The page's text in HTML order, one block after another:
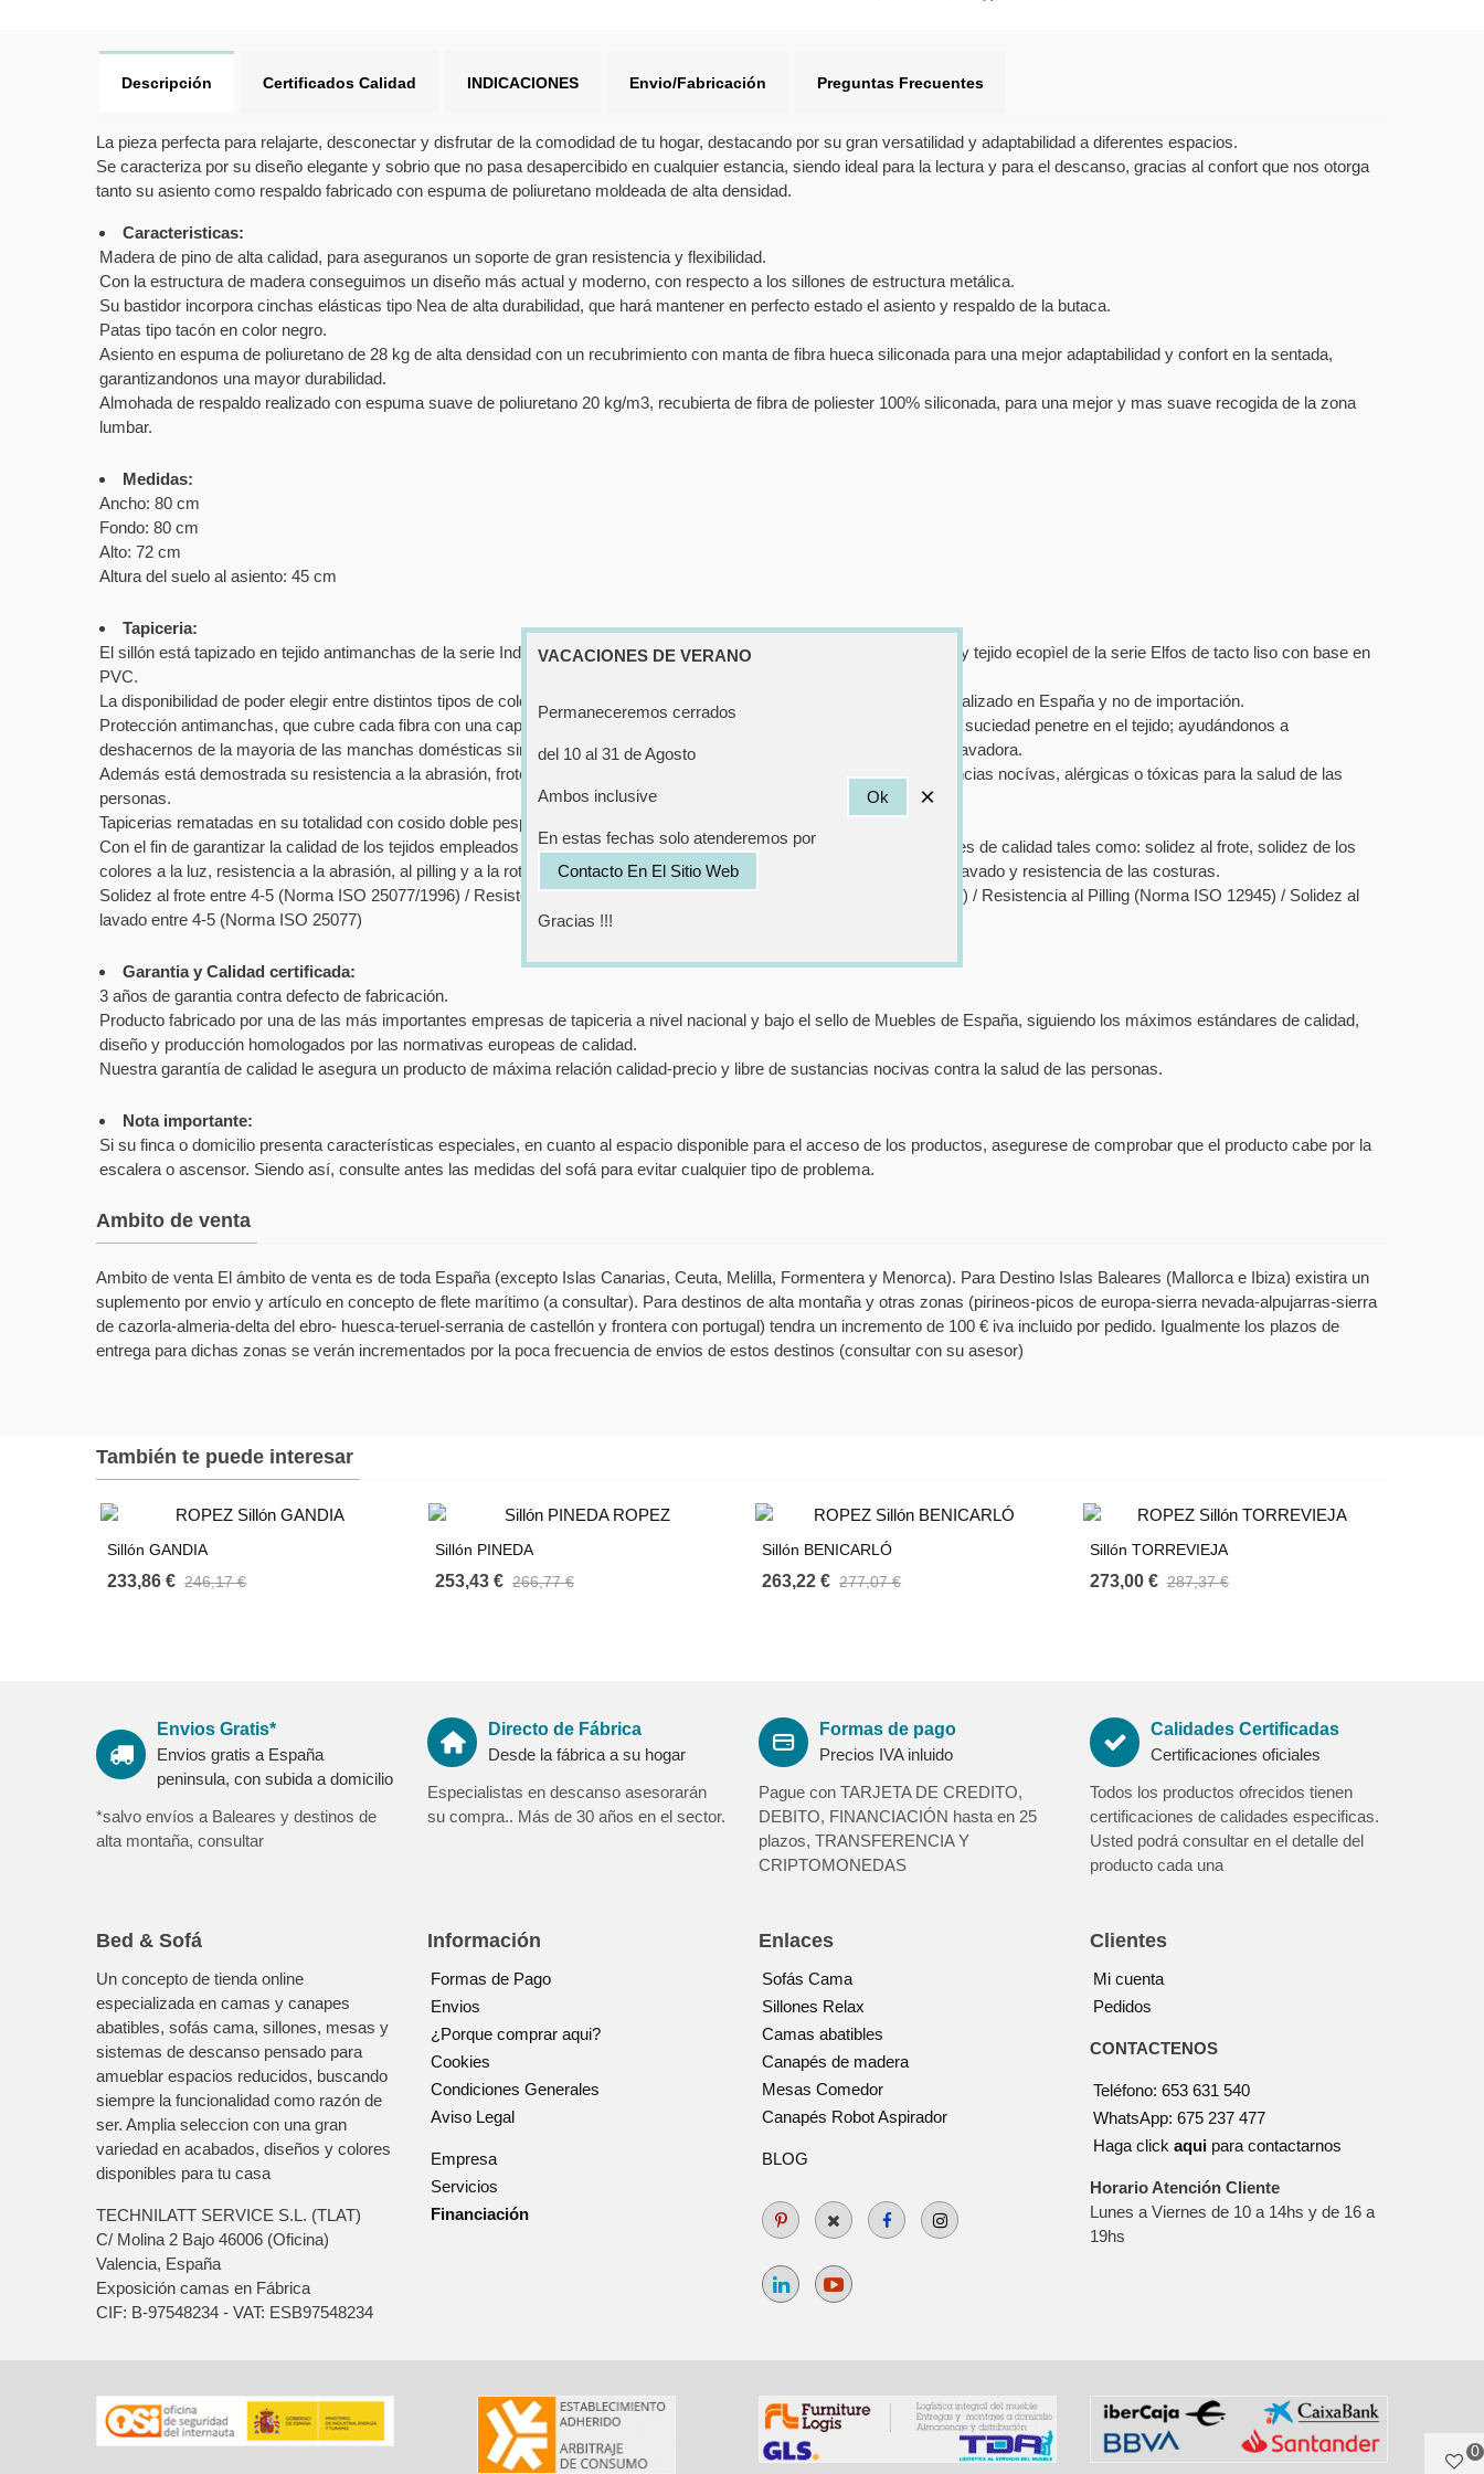
Descripción Certificados Calidad INDICACIONES Envio/Fabricación Preguntas Frecuentes
La pieza perfecta para relajarte, desconectar y disfrutar de la comodidad de tu hogar, destacando por su gran versatilidad y adaptabilidad a diferentes espacios.
Se caracteriza por su diseño elegante y sobrio que no pasa desapercibido en cualquier estancia, siendo ideal para la lectura y para el descanso, gracias al confort que nos otorga
tanto su asiento como respaldo fabricado con espuma de poliuretano moldeada de alta densidad.
Caracteristicas:
Madera de pino de alta calidad, para aseguranos un soporte de gran resistencia y flexibilidad.
Con la estructura de madera conseguimos un diseño más actual y moderno, con respecto a los sillones de estructura metálica.
Su bastidor incorpora cinchas elásticas tipo Nea de alta durabilidad, que hará mantener en perfecto estado el asiento y respaldo de la butaca.
Patas tipo tacón en color negro.
Asiento en espuma de poliuretano de 28 kg de alta densidad con un recubrimiento con manta de fibra hueca siliconada para una mejor adaptabilidad y confort en la sentada,
garantizandonos una mayor durabilidad.
Almohada de respaldo realizado con espuma suave de poliuretano 20 kg/m3, recubierta de fibra de poliester 100% siliconada, para una mejor y mas suave recogida de la zona
lumbar.
Medidas:
Ancho: 80 cm
Fondo: 80 cm
Alto: 72 cm
Altura del suelo al asiento: 45 cm
Tapiceria:
El sillón está tapizado en tejido antimanchas de la serie Indico (microfibra 100% poliéster, muy resistente y transpirable) y tejido ecopìel de la serie Elfos de tacto liso con base en
PVC.
La disponibilidad de poder elegir entre distintos tipos de colores de tapizado, nos garantiza un producto personalizado, realizado en España y no de importación.
Protección antimanchas, que cubre cada fibra con una capa molecular invisible, repeliendo los liquidos y evitando que la suciedad penetre en el tejido; ayudándonos a
deshacernos de la mayoria de las manchas domésticas simplemente con un poco de agua, sin necesidad de utilizar la lavadora.
Además está demostrada su resistencia a la abrasión, frote, roturas, desgarros y solidez a la luz, no conteniendo sustancias nocívas, alérgicas o tóxicas para la salud de las
personas.
Tapicerias rematadas en su totalidad con cosido doble pespunte de alta resistencia (anti-deshilache).
Con el fin de garantizar la calidad de los tejidos empleados en este sofá, estos han sido sometidos a rigurosos estándares de calidad tales como: solidez al frote, solidez de los
colores a la luz, resistencia a la abrasión, al pilling y a la rotura, asi como solidez a la limpieza en seco de los colores al lavado y resistencia de las costuras.
Solidez al frote entre 4-5 (Norma ISO 25077/1996) / Resistencia a la abrasión: 45.000 ciclos ( Norma ISO 12947-2: 1998) / Resistencia al Pilling (Norma ISO 12945) / Solidez al
lavado entre 4-5 (Norma ISO 25077)
Garantia y Calidad certificada:
3 años de garantia contra defecto de fabricación.
Producto fabricado por una de las más importantes empresas de tapiceria a nivel nacional y bajo el sello de Muebles de España, siguiendo los máximos estándares de calidad,
diseño y producción homologados por las normativas europeas de calidad.
Nuestra garantía de calidad le asegura un producto de máxima relación calidad-precio y libre de sustancias nocivas contra la salud de las personas.
Nota importante:
Si su finca o domicilio presenta características especiales, en cuanto al espacio disponible para el acceso de los productos, asegurese de comprobar que el producto cabe por la
escalera o ascensor. Siendo así, consulte antes las medidas del sofá para evitar cualquier tipo de problema.
Ambito de venta
Ambito de venta El ámbito de venta es de toda España (excepto Islas Canarias, Ceuta, Melilla, Formentera y Menorca). Para Destino Islas Baleares (Mallorca e Ibiza) existira un
suplemento por envio y artículo en concepto de flete marítimo (a consultar). Para destinos de alta montaña y otras zonas (pirineos-picos de europa-sierra nevada-alpujarras-sierra
de cazorla-almeria-delta del ebro- huesca-teruel-serrania de castellón y frontera con portugal) tendra un incremento de 100 € iva incluido por pedido. Igualmente los plazos de
entrega para dichas zonas se verán incrementados por la poca frecuencia de envios de estos destinos (consultar con su asesor)
También te puede interesar
Sillón GANDIA
233,86 € 246,17 €
Sillón PINEDA
253,43 € 266,77 €
Sillón BENICARLÓ
263,22 € 277,07 €
Sillón TORREVIEJA
273,00 € 287,37 €
Envios Gratis*
Envios gratis a España
peninsula, con subida a domicilio
*salvo envíos a Baleares y destinos de
alta montaña, consultar
Directo de Fábrica
Desde la fábrica a su hogar
Especialistas en descanso asesorarán
su compra.. Más de 30 años en el sector.
Formas de pago
Precios IVA inluido
Pague con TARJETA DE CREDITO,
DEBITO, FINANCIACIÓN hasta en 25
plazos, TRANSFERENCIA Y
CRIPTOMONEDAS
Calidades Certificadas
Certificaciones oficiales
Todos los productos ofrecidos tienen
certificaciones de calidades especificas.
Usted podrá consultar en el detalle del
producto cada una
Bed & Sofá
Un concepto de tienda online
especializada en camas y canapes
abatibles, sofás cama, sillones, mesas y
sistemas de descanso pensado para
amueblar espacios reducidos, buscando
siempre la funcionalidad como razón de
ser. Amplia seleccion con una gran
variedad en acabados, diseños y colores
disponibles para tu casa
TECHNILATT SERVICE S.L. (TLAT)
C/ Molina 2 Bajo 46006 (Oficina)
Valencia, España
Exposición camas en Fábrica
CIF: B-97548234 - VAT: ESB97548234
Información
Formas de Pago
Envios
¿Porque comprar aqui?
Cookies
Condiciones Generales
Aviso Legal
Empresa
Servicios
Financiación
Enlaces
Sofás Cama
Sillones Relax
Camas abatibles
Canapés de madera
Mesas Comedor
Canapés Robot Aspirador
BLOG
Clientes
Mi cuenta
Pedidos
CONTACTENOS
Teléfono: 653 631 540
WhatsApp: 675 237 477
Haga click aqui para contactarnos
Horario Atención Cliente
Lunes a Viernes de 10 a 14hs y de 16 a
19hs
0
VACACIONES DE VERANO
Permaneceremos cerrados
del 10 al 31 de Agosto
Ambos inclusive
En estas fechas solo atenderemos por
Contacto En El Sitio Web
Gracias !!!
Ok ×